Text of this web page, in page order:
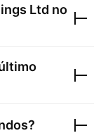
Ltd no